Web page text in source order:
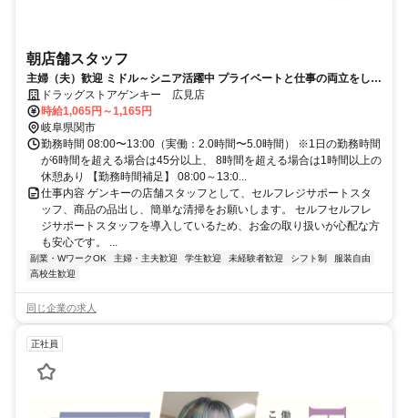
朝店舗スタッフ
主婦（夫）歓迎 ミドル～シニア活躍中 プライベートと仕事の両立をしな
がら新たな喜びを見つけましょう
ドラッグストアゲンキー 広見店
時給1,065円～1,165円
岐阜県関市
勤務時間 08:00〜13:00（実働：2.0時間〜5.0時間） ※1日の勤務時間
が6時間を超える場合は45分以上、 8時間を超える場合は1時間以上の
休憩あり 【勤務時間補足】 08:00～13:0...
仕事内容 ゲンキーの店舗スタッフとして、セルフレジサポートスタ
ッフ、商品の品出し、簡単な清掃をお願いします。 セルフセルフレ
ジサポートスタッフを導入しているため、お金の取り扱いが心配な方
も安心です。 ...
副業・WワークOK 主婦・主夫歓迎 学生歓迎 未経験者歓迎 シフト制
服装自由
高校生歓迎
同じ企業の求人
正社員